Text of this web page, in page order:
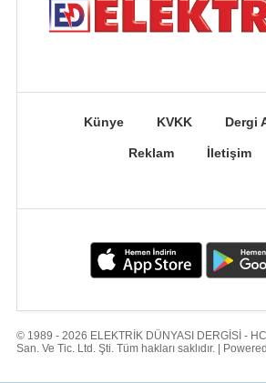
Künye KVKK Dergi
Reklam İletişim
© 1989 - 2026 ELEKTRİK DÜNYASI DERGİSİ -
San. Ve Tic. Ltd. Şti. Tüm hakları saklıdır. |